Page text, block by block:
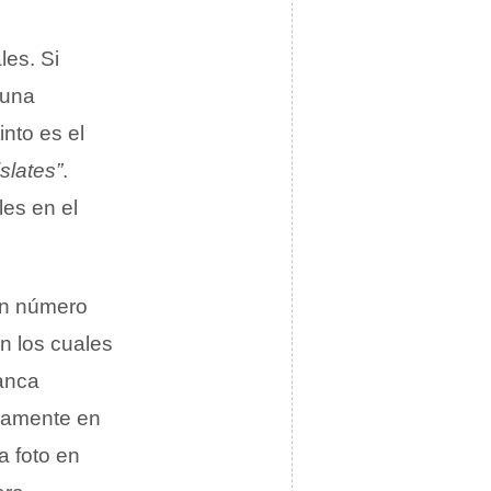
Si
es el
.
en el
número
los cuales
en
foto en